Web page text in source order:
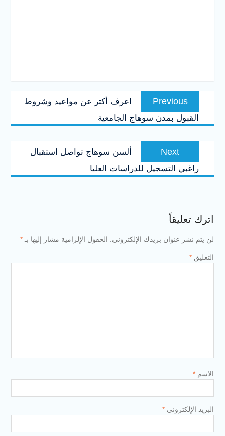
تصفّح
المقالاتPrevious
Previous
post:
اعرف أكتر عن مواعيد وشروط
القبول بمدن سوهاج الجامعية
Next
Next
post:
ألسن سوهاج تواصل استقبال
راغبي التسجيل للدراسات العليا
اترك تعليقاً
لن يتم نشر عنوان بريدك الإلكتروني. الحقول الإلزامية مشار إليها بـ *
التعليق *
الاسم *
البريد الإلكتروني *